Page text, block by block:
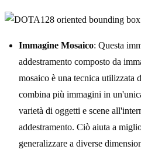
Immagine Mosaico: Questa
addestramento composto da
mosaico è una tecnica utilizzata
combina più immagini in
varietà di oggetti e scene
addestramento. Ciò aiuta a
generalizzare a diverse